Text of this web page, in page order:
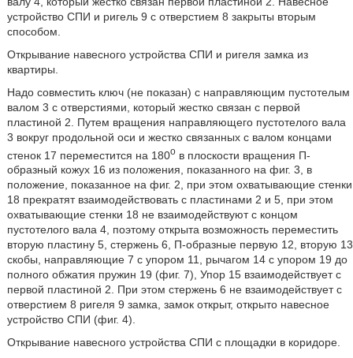
устройство СПИ и ригель 9 с отверстием 8 закрыты вторым
способом.
Открывание навесного устройства СПИ и ригеля замка из
квартиры.
Надо совместить ключ (не показан) с направляющим пустотелым
валом 3 с отверстиями, который жестко связан с первой
пластиной 2. Путем вращения направляющего пустотелого вала
3 вокруг продольной оси и жестко связанных с валом концами
стенок 17 переместится на 180oв плоскости вращения П-
образный кожух 16 из положения, показанного на фиг. 3, в
положение, показанное на фиг. 2, при этом охватывающие стенки
18 прекратят взаимодействовать с пластинами 2 и 5, при этом
охватывающие стенки 18 не взаимодействуют с концом
пустотелого вала 4, поэтому открыта возможность переместить
вторую пластину 5, стержень 6, П-образные первую 12, вторую 13
скобы, направляющие 7 с упором 11, рычагом 14 с упором 19 до
полного обжатия пружин 19 (фиг. 7), Упор 15 взаимодействует с
первой пластиной 2. При этом стержень 6 не взаимодействует с
отверстием 8 ригеля 9 замка, замок открыт, открыто навесное
устройство СПИ (фиг. 4).
Открывание навесного устройства СПИ с площадки в коридоре.